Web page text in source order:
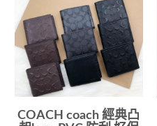
COACH coach 經典凸